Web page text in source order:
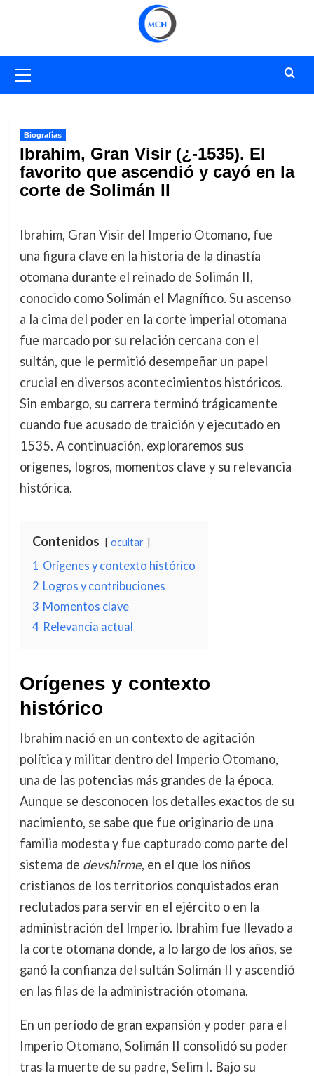
primario
Biografías
Ibrahim, Gran Visir (¿-1535). El
favorito que ascendió y cayó en la
corte de Solimán II
Ibrahim, Gran Visir del Imperio Otomano, fue
una figura clave en la historia de la dinastía
otomana durante el reinado de Solimán II,
conocido como Solimán el Magnífico. Su ascenso
a la cima del poder en la corte imperial otomana
fue marcado por su relación cercana con el
sultán, que le permitió desempeñar un papel
crucial en diversos acontecimientos históricos.
Sin embargo, su carrera terminó trágicamente
cuando fue acusado de traición y ejecutado en
1535. A continuación, exploraremos sus
orígenes, logros, momentos clave y su relevancia
histórica.
Contenidos ocultar
1 Orígenes y contexto histórico
2 Logros y contribuciones
3 Momentos clave
4 Relevancia actual
Orígenes y contexto
histórico
Ibrahim nació en un contexto de agitación
política y militar dentro del Imperio Otomano,
una de las potencias más grandes de la época.
Aunque se desconocen los detalles exactos de su
nacimiento, se sabe que fue originario de una
familia modesta y fue capturado como parte del
sistema de devshirme, en el que los niños
cristianos de los territorios conquistados eran
reclutados para servir en el ejército o en la
administración del Imperio. Ibrahim fue llevado a
la corte otomana donde, a lo largo de los años, se
ganó la confianza del sultán Solimán II y ascendió
en las filas de la administración otomana.
En un período de gran expansión y poder para el
Imperio Otomano, Solimán II consolidó su poder
tras la muerte de su padre, Selim I. Bajo su